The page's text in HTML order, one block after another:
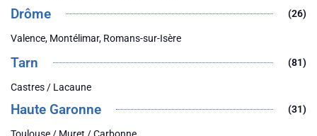
Drôme (26)
Valence, Montélimar, Romans-sur-Isère
Tarn (81)
Castres / Lacaune
Haute Garonne (31)